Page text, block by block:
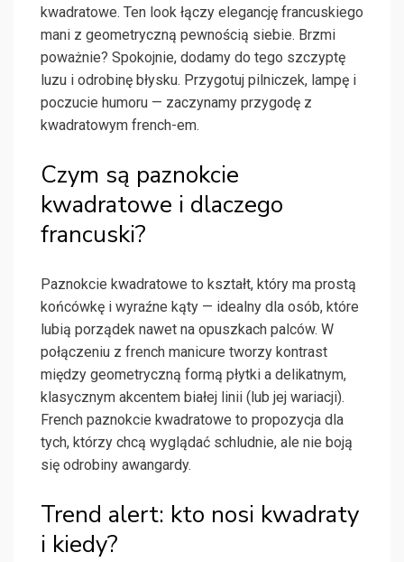
kwadratowe. Ten look łączy elegancję francuskiego
mani z geometryczną pewnością siebie. Brzmi
poważnie? Spokojnie, dodamy do tego szczyptę
luzu i odrobinę błysku. Przygotuj pilniczek, lampę i
poczucie humoru — zaczynamy przygodę z
kwadratowym french-em.
Czym są paznokcie
kwadratowe i dlaczego
francuski?
Paznokcie kwadratowe to kształt, który ma prostą
końcówkę i wyraźne kąty — idealny dla osób, które
lubią porządek nawet na opuszkach palców. W
połączeniu z french manicure tworzy kontrast
między geometryczną formą płytki a delikatnym,
klasycznym akcentem białej linii (lub jej wariacji).
French paznokcie kwadratowe to propozycja dla
tych, którzy chcą wyglądać schludnie, ale nie boją
się odrobiny awangardy.
Trend alert: kto nosi kwadraty
i kiedy?